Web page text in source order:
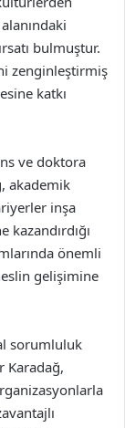
bulmuştur.
zenginleştirmiş
katkı
ve doktora
akademik
inşa
önemli
gelişimine
sorumluluk
Karadağ,